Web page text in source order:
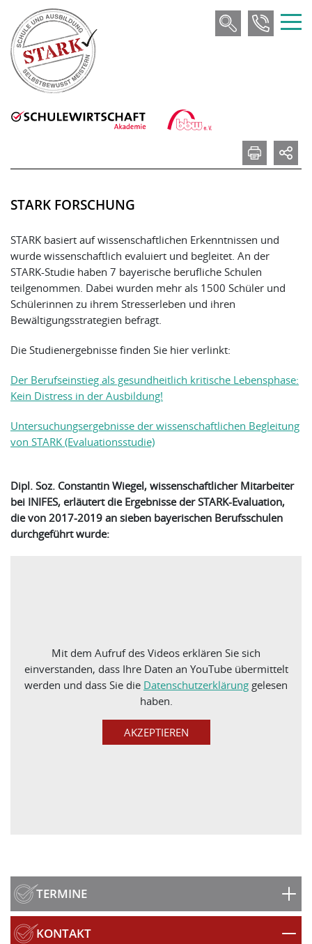
STARK FORSCHUNG
STARK basiert auf wissenschaftlichen Erkenntnissen und
wurde wissenschaftlich evaluiert und begleitet. An der
STARK-Studie haben 7 bayerische berufliche Schulen
teilgenommen. Dabei wurden mehr als 1500 Schüler und
Schülerinnen zu ihrem Stresserleben und ihren
Bewältigungsstrategien befragt.
Die Studienergebnisse finden Sie hier verlinkt:
Der Berufseinstieg als gesundheitlich kritische Lebensphase:
Kein Distress in der Ausbildung!
Untersuchungsergebnisse der wissenschaftlichen Begleitung
von STARK (Evaluationsstudie)
Dipl. Soz. Constantin Wiegel, wissenschaftlicher Mitarbeiter
bei INIFES, erläutert die Ergebnisse der STARK-Evaluation,
die von 2017-2019 an sieben bayerischen Berufsschulen
durchgeführt wurde:
Mit dem Aufruf des Videos erklären Sie sich
einverstanden, dass Ihre Daten an YouTube übermittelt
werden und dass Sie die Datenschutzerklärung gelesen
haben.
TERMINE
KONTAKT